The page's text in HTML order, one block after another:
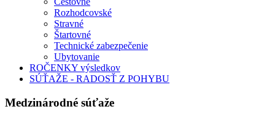
Rozhodcovské
Stravné
Štartovné
Technické zabezpečenie
Ubytovanie
ROČENKY výsledkov
SÚŤAŽE - RADOSŤ Z POHYBU
Medzinárodné súťaže